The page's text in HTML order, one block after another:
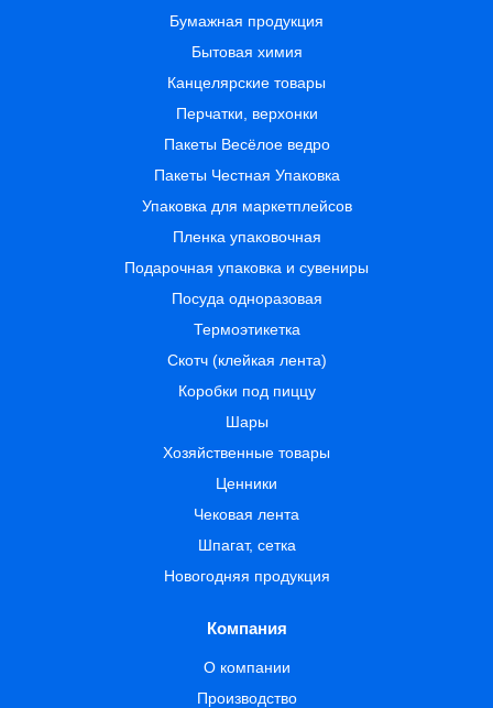
Бумажная продукция
Бытовая химия
Канцелярские товары
Перчатки, верхонки
Пакеты Весёлое ведро
Пакеты Честная Упаковка
Упаковка для маркетплейсов
Пленка упаковочная
Подарочная упаковка и сувениры
Посуда одноразовая
Термоэтикетка
Скотч (клейкая лента)
Коробки под пиццу
Шары
Хозяйственные товары
Ценники
Чековая лента
Шпагат, сетка
Новогодняя продукция
Компания
О компании
Производство